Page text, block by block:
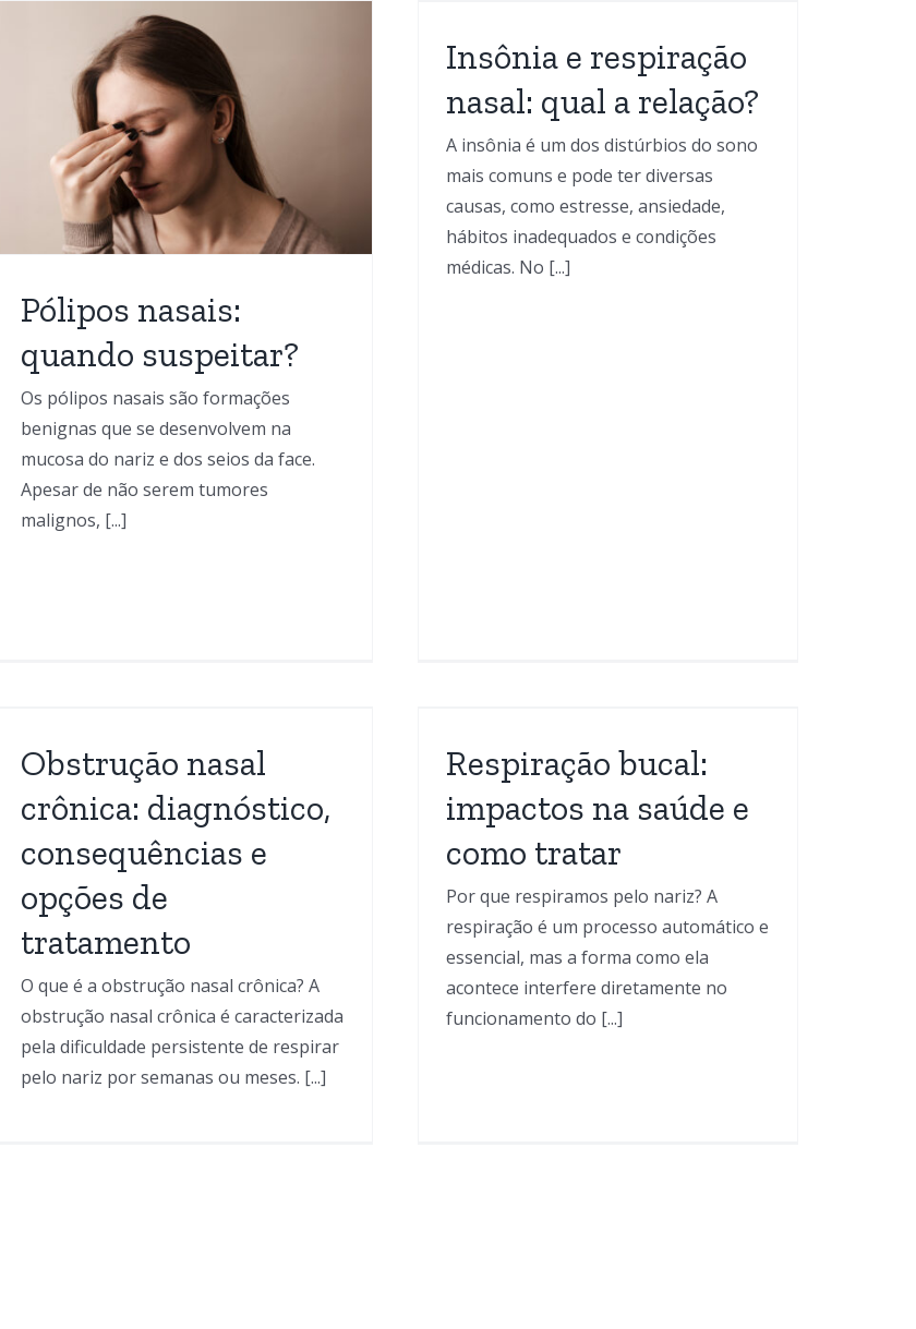
Pólipos nasais:
quando suspeitar?
Os pólipos nasais são formações
benignas que se desenvolvem na
mucosa do nariz e dos seios da face.
Apesar de não serem tumores
malignos, [...]
nasal: qual a relação?
Blog Obstrução Nasal
Ronco e Apneia
Insônia e respiração
nasal: qual a relação?
A insônia é um dos distúrbios do sono
mais comuns e pode ter diversas
causas, como estresse, ansiedade,
hábitos inadequados e condições
médicas. No [...]
Obstrução nasal
crônica: diagnóstico,
consequências e
opções de
tratamento
O que é a obstrução nasal crônica? A
obstrução nasal crônica é caracterizada
pela dificuldade persistente de respirar
pelo nariz por semanas ou meses. [...]
como tratar
Blog Obstrução Nasal Otorrinolaringologia
Respiração bucal:
impactos na saúde e
como tratar
Por que respiramos pelo nariz? A
respiração é um processo automático e
essencial, mas a forma como ela
acontece interfere diretamente no
funcionamento do [...]